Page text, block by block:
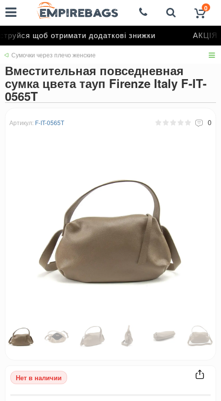
щоб отримати додаткові знижки АКЦІЯ
0
Сумочки через плечо женские
Вместительная повседневная
сумка цвета тауп Firenze Italy F-IT-
0565T
Артикул: F-IT-0565T 0
Нет в наличии